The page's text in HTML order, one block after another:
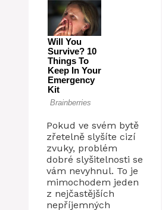
Pokud ve svém bytě
zřetelně slyšíte cizí
zvuky, problém
dobré slyšitelnosti se
vám nevyhnul. To je
mimochodem jeden
z nejčastějších
nepříjemných